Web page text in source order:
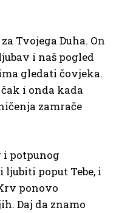
Tvojega Duha. On
i naš pogled
gledati čovjeka.
i onda kada
zamrače
potpunog
poput Tebe, i
ponovo
Daj da znamo